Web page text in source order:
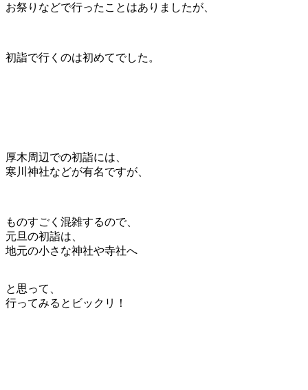
お祭りなどで行ったことはありましたが、
初詣で行くのは初めてでした。
厚木周辺での初詣には、
寒川神社などが有名ですが、
ものすごく混雑するので、
元旦の初詣は、
地元の小さな神社や寺社へ
と思って、
行ってみるとビックリ！